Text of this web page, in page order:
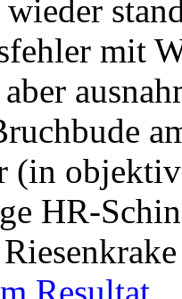
mit
(in
HR-
Resultat.